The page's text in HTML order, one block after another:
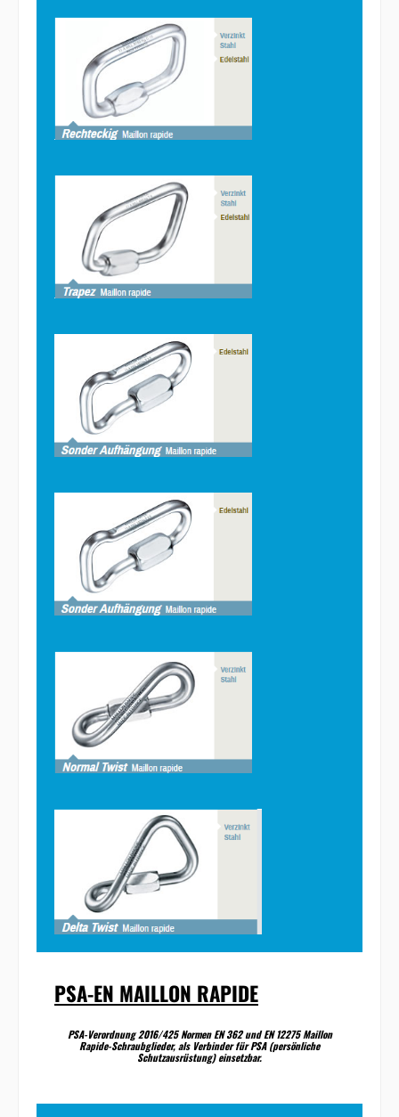
PSA-EN MAILLON RAPIDE
PSA-Verordnung 2016/425 Normen EN 362 und EN 12275 Maillon
Rapide-Schraubglieder, als Verbinder für PSA (persönliche
Schutzausrüstung) einsetzbar.